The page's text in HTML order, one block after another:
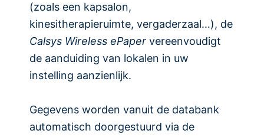
(zoals een kapsalon,
kinesitherapieruimte, vergaderzaal…), de
Calsys Wireless ePaper vereenvoudigt
de aanduiding van lokalen in uw
instelling aanzienlijk.
Gegevens worden vanuit de databank
automatisch doorgestuurd via de